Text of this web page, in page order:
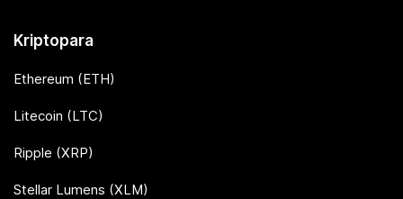
Kriptopara
Ethereum (ETH)
Litecoin (LTC)
Ripple (XRP)
Stellar Lumens (XLM)